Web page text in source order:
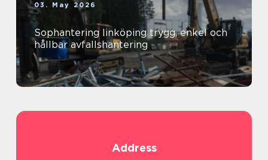
03. May 2026
Sophantering linköping trygg, enkel och
hållbar avfallshantering
Address